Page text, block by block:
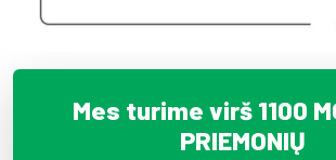
Mes turime virš 1100
PRIEMONIŲ